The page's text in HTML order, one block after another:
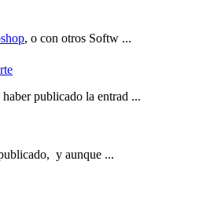
, o con otros Softw ...
publicado la entrad ...
y aunque ...